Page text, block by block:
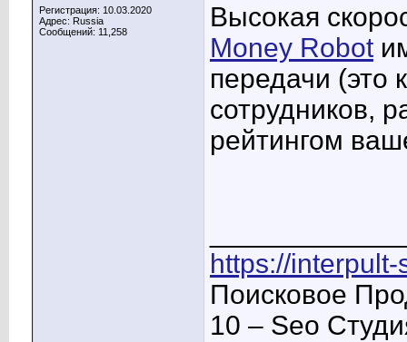
Регистрация: 10.03.2020
Адрес: Russia
Сообщений: 11,258
Высокая
Money Robot
передачи (это
сотрудников,
рейтингом
https://
Поисковое
10 – Seo